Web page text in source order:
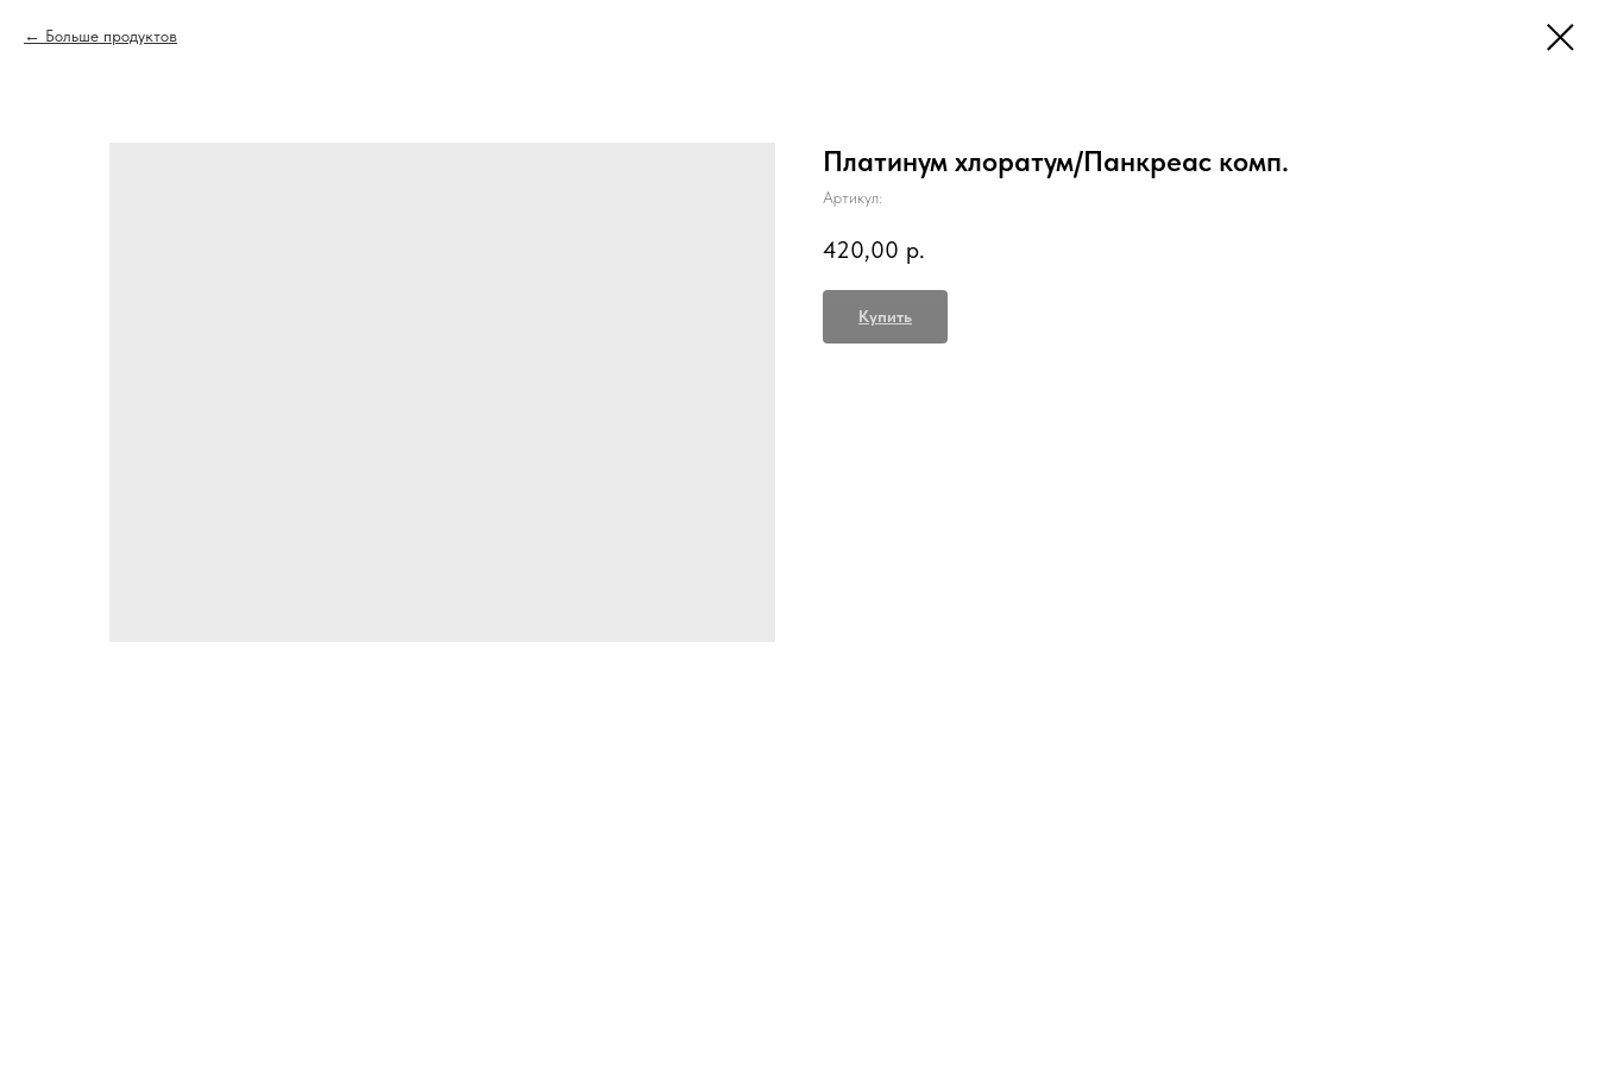
Больше продуктов
Платинум хлоратум/Панкреас комп.
Артикул:
420,00 р.
Купить